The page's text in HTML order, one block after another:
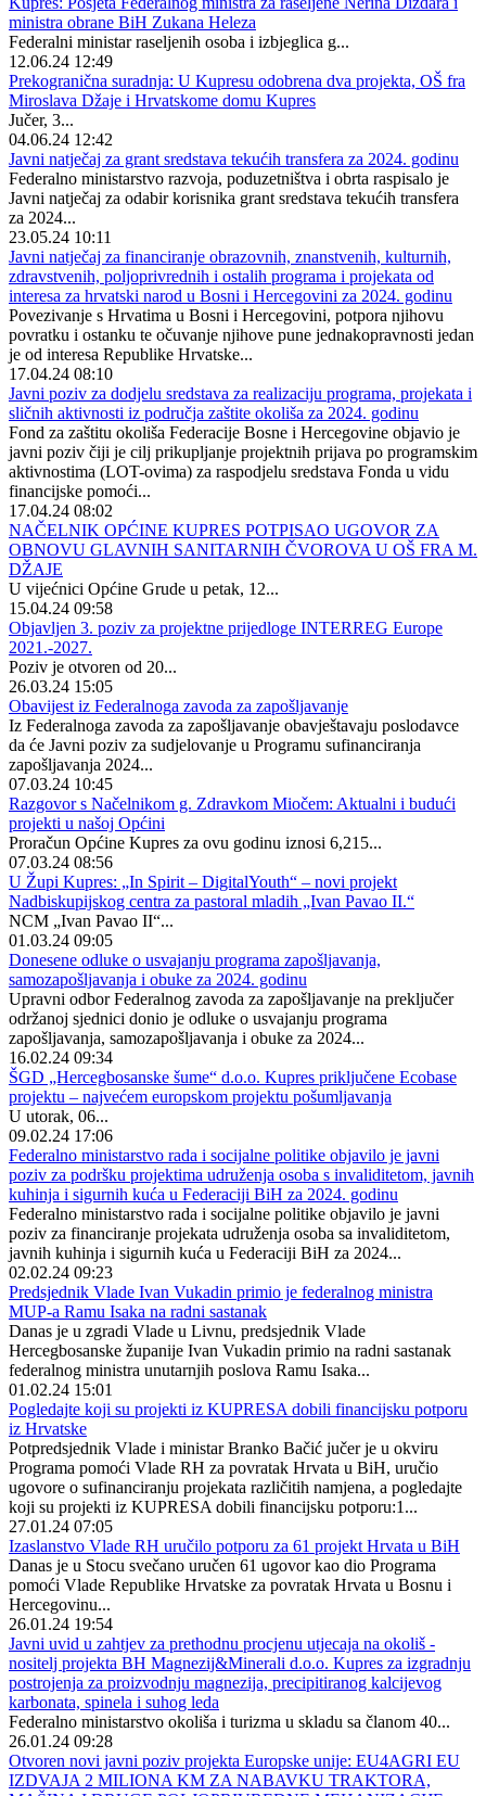
ministra obrane BiH Zukana Heleza
Federalni ministar raseljenih osoba i izbjeglica g...
12.06.24 12:49
Prekogranična suradnja: U Kupresu odobrena dva projekta, OŠ fra
Miroslava Džaje i Hrvatskome domu Kupres
Jučer, 3...
04.06.24 12:42
Javni natječaj za grant sredstava tekućih transfera za 2024. godinu
Federalno ministarstvo razvoja, poduzetništva i obrta raspisalo je
Javni natječaj za odabir korisnika grant sredstava tekućih transfera
za 2024...
23.05.24 10:11
Javni natječaj za financiranje obrazovnih, znanstvenih, kulturnih,
zdravstvenih, poljoprivrednih i ostalih programa i projekata od
interesa za hrvatski narod u Bosni i Hercegovini za 2024. godinu
Povezivanje s Hrvatima u Bosni i Hercegovini, potpora njihovu
povratku i ostanku te očuvanje njihove pune jednakopravnosti jedan
je od interesa Republike Hrvatske...
17.04.24 08:10
Javni poziv za dodjelu sredstava za realizaciju programa, projekata i
sličnih aktivnosti iz područja zaštite okoliša za 2024. godinu
Fond za zaštitu okoliša Federacije Bosne i Hercegovine objavio je
javni poziv čiji je cilj prikupljanje projektnih prijava po programskim
aktivnostima (LOT-ovima) za raspodjelu sredstava Fonda u vidu
financijske pomoći...
17.04.24 08:02
NAČELNIK OPĆINE KUPRES POTPISAO UGOVOR ZA
OBNOVU GLAVNIH SANITARNIH ČVOROVA U OŠ FRA M.
DŽAJE
U vijećnici Općine Grude u petak, 12...
15.04.24 09:58
Objavljen 3. poziv za projektne prijedloge INTERREG Europe
2021.-2027.
Poziv je otvoren od 20...
26.03.24 15:05
Obavijest iz Federalnoga zavoda za zapošljavanje
Iz Federalnoga zavoda za zapošljavanje obavještavaju poslodavce
da će Javni poziv za sudjelovanje u Programu sufinanciranja
zapošljavanja 2024...
07.03.24 10:45
Razgovor s Načelnikom g. Zdravkom Miočem: Aktualni i budući
projekti u našoj Općini
Proračun Općine Kupres za ovu godinu iznosi 6,215...
07.03.24 08:56
U Župi Kupres: „In Spirit – DigitalYouth“ – novi projekt
Nadbiskupijskog centra za pastoral mladih „Ivan Pavao II.“
NCM „Ivan Pavao II“...
01.03.24 09:05
Donesene odluke o usvajanju programa zapošljavanja,
samozapošljavanja i obuke za 2024. godinu
Upravni odbor Federalnog zavoda za zapošljavanje na preključer
održanoj sjednici donio je odluke o usvajanju programa
zapošljavanja, samozapošljavanja i obuke za 2024...
16.02.24 09:34
ŠGD „Hercegbosanske šume“ d.o.o. Kupres priključene Ecobase
projektu – najvećem europskom projektu pošumljavanja
U utorak, 06...
09.02.24 17:06
Federalno ministarstvo rada i socijalne politike objavilo je javni
poziv za podršku projektima udruženja osoba s invaliditetom, javnih
kuhinja i sigurnih kuća u Federaciji BiH za 2024. godinu
Federalno ministarstvo rada i socijalne politike objavilo je javni
poziv za financiranje projekata udruženja osoba sa invaliditetom,
javnih kuhinja i sigurnih kuća u Federaciji BiH za 2024...
02.02.24 09:23
Predsjednik Vlade Ivan Vukadin primio je federalnog ministra
MUP-a Ramu Isaka na radni sastanak
Danas je u zgradi Vlade u Livnu, predsjednik Vlade
Hercegbosanske županije Ivan Vukadin primio na radni sastanak
federalnog ministra unutarnjih poslova Ramu Isaka...
01.02.24 15:01
Pogledajte koji su projekti iz KUPRESA dobili financijsku potporu
iz Hrvatske
Potpredsjednik Vlade i ministar Branko Bačić jučer je u okviru
Programa pomoći Vlade RH za povratak Hrvata u BiH, uručio
ugovore o sufinanciranju projekata različitih namjena, a pogledajte
koji su projekti iz KUPRESA dobili financijsku potporu:1...
27.01.24 07:05
Izaslanstvo Vlade RH uručilo potporu za 61 projekt Hrvata u BiH
Danas je u Stocu svečano uručen 61 ugovor kao dio Programa
pomoći Vlade Republike Hrvatske za povratak Hrvata u Bosnu i
Hercegovinu...
26.01.24 19:54
Javni uvid u zahtjev za prethodnu procjenu utjecaja na okoliš -
nositelj projekta BH Magnezij&Minerali d.o.o. Kupres za izgradnju
postrojenja za proizvodnju magnezija, precipitiranog kalcijevog
karbonata, spinela i suhog leda
Federalno ministarstvo okoliša i turizma u skladu sa članom 40...
26.01.24 09:28
Otvoren novi javni poziv projekta Europske unije: EU4AGRI EU
IZDVAJA 2 MILIONA KM ZA NABAVKU TRAKTORA,